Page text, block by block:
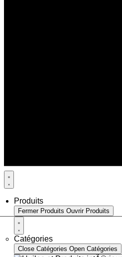
Produits
Fermer Produits Ouvrir Produits
Catégories
Close Catégories Open Catégories